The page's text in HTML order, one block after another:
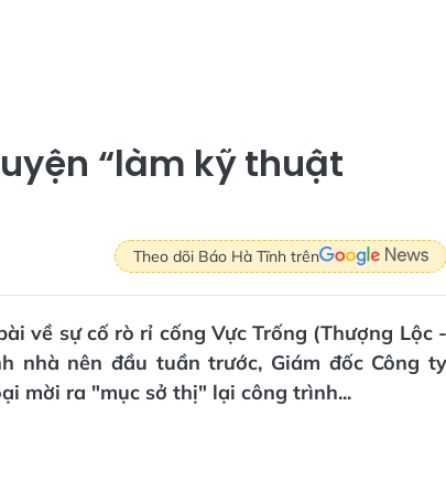
“làm kỹ thuật
Theo dõi Báo Hà Tĩnh trên
về sự cố rò rỉ cống Vực Trống (Thượng Lộc -
nhà nên đầu tuần trước, Giám đốc Công ty
mời ra "mục sở thị" lại công trình...